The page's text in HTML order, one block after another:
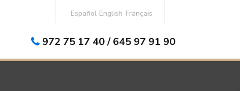
Español English Français
972 75 17 40 / 645 97 91 90